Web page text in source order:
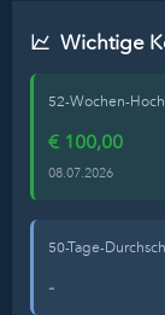
Wichtige
52-Wochen-Hoch
€ 100,00
08.07.2026
50-Tage-
-